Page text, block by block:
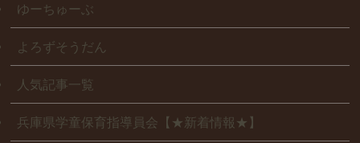
ゆーちゅーぶ
よろずそうだん
人気記事一覧
兵庫県学童保育指導員会【★新着情報★】